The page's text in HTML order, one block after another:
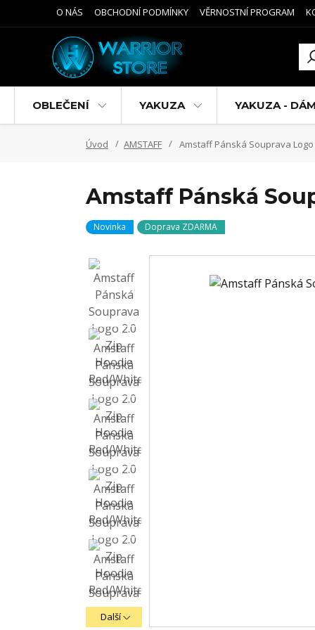
O NÁS OBCHODNÍ PODMÍNKY VĚRNOSTNÍ PROGRAM
OBLEČENÍ YAKUZA YAKUZA -
Úvod AMSTAFF Amstaff Pánská Souprava
Amstaff Pánská
Novinka Doprava ZDARMA
Další